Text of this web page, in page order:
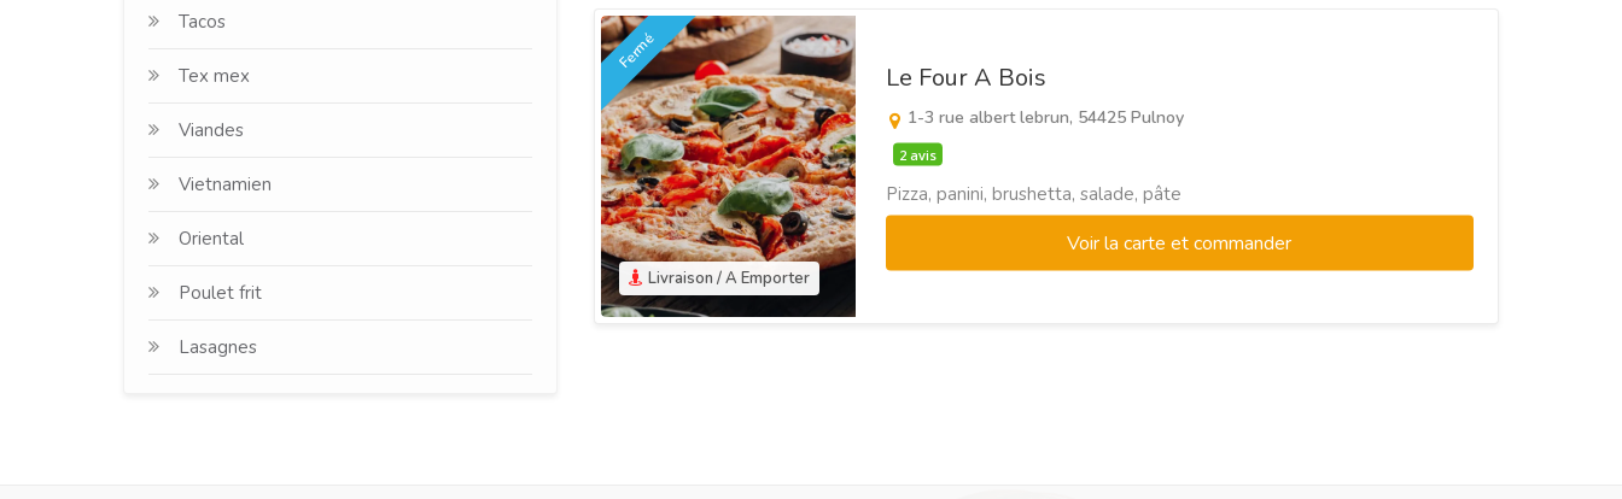
Tacos
Tex mex
Viandes
Vietnamien
Oriental
Poulet frit
Lasagnes
Livraison / A Emporter
Fermé
Le Four A Bois
1-3 rue albert lebrun, 54425 Pulnoy
2 avis
Pizza, panini, brushetta, salade, pâte
Voir la carte et commander